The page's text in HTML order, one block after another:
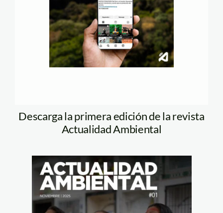
Descarga la primera edición de la revista
Actualidad Ambiental